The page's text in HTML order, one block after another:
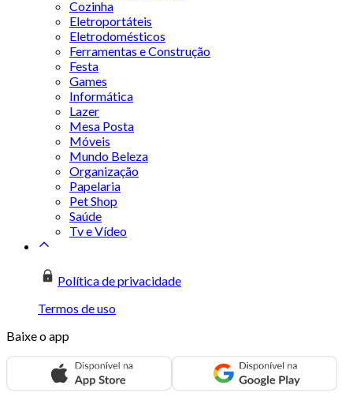
Cozinha
Eletroportáteis
Eletrodomésticos
Ferramentas e Construção
Festa
Games
Informática
Lazer
Mesa Posta
Móveis
Mundo Beleza
Organização
Papelaria
Pet Shop
Saúde
Tv e Vídeo
Política de privacidade
Termos de uso
Baixe o app